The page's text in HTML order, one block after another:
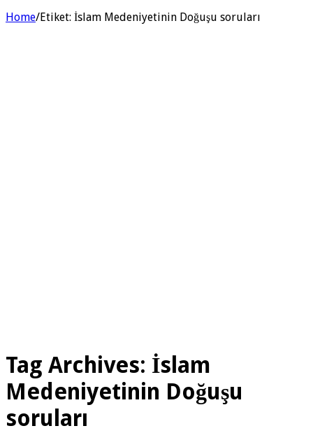
Home/Etiket: İslam Medeniyetinin Doğuşu soruları
Tag Archives: İslam
Medeniyetinin Doğuşu
soruları